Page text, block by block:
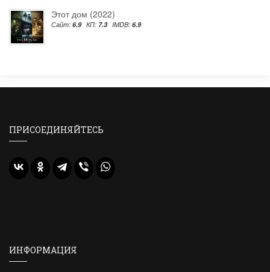
Этот дом (2022)
Сайт: 6.9 КП: 7.3 IMDB: 6.9
ПРИСОЕДИНЯЙТЕСЬ
ИНФОРМАЦИЯ